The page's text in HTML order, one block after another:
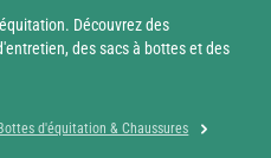
Découvrez des
des sacs à bottes et des
Bottes d'équitation & Chaussures